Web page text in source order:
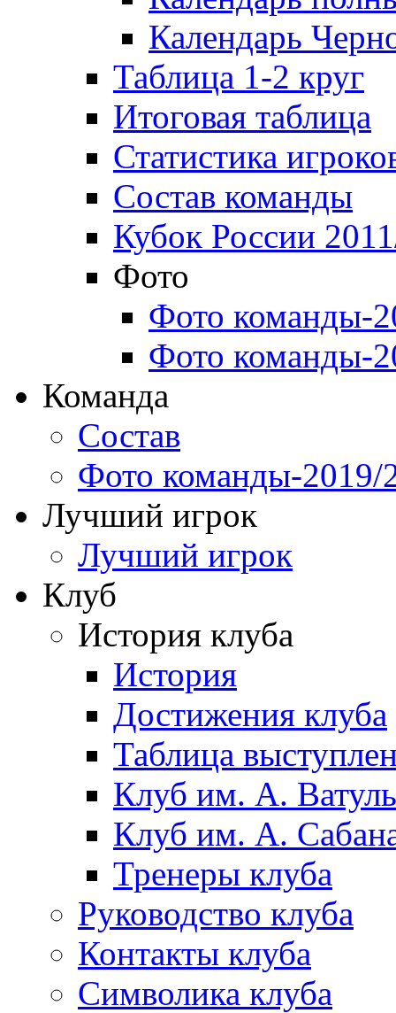
Календарь
Таблица 1-2 круг
Итоговая таблица
Статистика
Состав команды
Кубок России
Фото
Фото команды-
Фото команды-
Команда
Состав
Фото команды-2019/
Лучший игрок
Лучший игрок
Клуб
История клуба
История
Достижения клуба
Таблица
Клуб им. А.
Клуб им. А.
Тренеры клуба
Руководство клуба
Контакты клуба
Символика клуба